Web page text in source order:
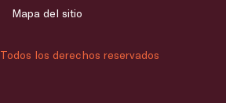
Todos los derechos reservados
Mapa del sitio